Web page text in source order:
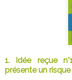
1. Idée reçue
présente un